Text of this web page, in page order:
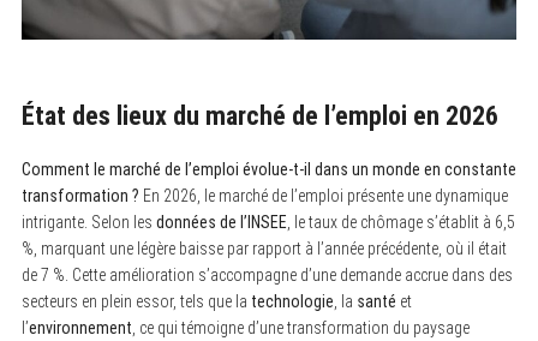
État des lieux du marché de l’emploi en 2026
Comment le marché de l’emploi évolue-t-il dans un monde en constante
transformation ? En 2026, le marché de l’emploi présente une dynamique
intrigante. Selon les données de l’INSEE, le taux de chômage s’établit à 6,5
%, marquant une légère baisse par rapport à l’année précédente, où il était
de 7 %. Cette amélioration s’accompagne d’une demande accrue dans des
secteurs en plein essor, tels que la technologie, la santé et
l’environnement, ce qui témoigne d’une transformation du paysage